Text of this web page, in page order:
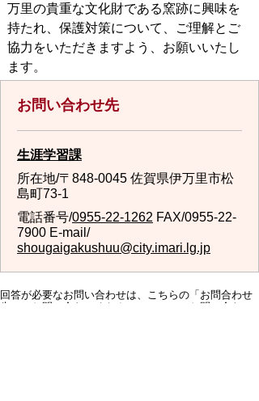
万里の貴重な文化財である窯跡に興味を
持たれ、保護対策について、ご理解とご
協力をいただきますよう、お願いいたし
ます。
お問い合わせ先
生涯学習課
所在地/〒848-0045 佐賀県伊万里市松
島町73-1
電話番号/0955-22-1262 FAX/0955-22-
7900 E-mail/
shougaigakushuu@city.imari.lg.jp
回答が必要なお問い合わせは、こちらの「お問合わせ
先」へお問い合わせください。メールでお問い合わせ